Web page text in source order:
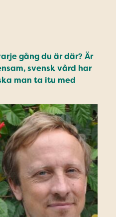
gång du är där? Är
svensk vård har
man ta itu med